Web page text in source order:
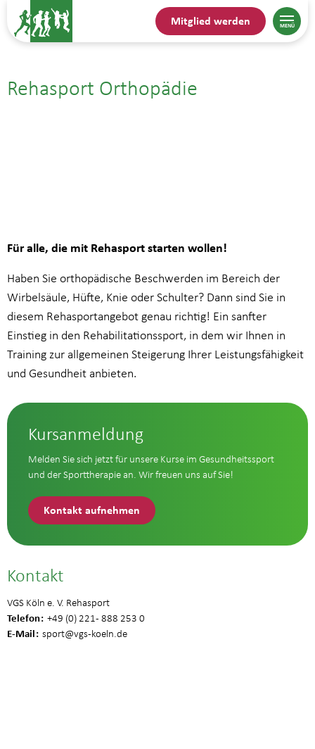
Mitglied werden
Rehasport Orthopädie
24.09.| 17:00
Für alle, die mit Rehasport starten wollen!
Haben Sie orthopädische Beschwerden im Bereich der
Wirbelsäule, Hüfte, Knie oder Schulter? Dann sind Sie in
diesem Rehasportangebot genau richtig! Ein sanfter
Einstieg in den Rehabilitationssport, in dem wir Ihnen in
Training zur allgemeinen Steigerung Ihrer Leistungsfähigkeit
und Gesundheit anbieten.
Kursanmeldung
Melden Sie sich jetzt für unsere Kurse im Gesundheitssport
und der Sporttherapie an. Wir freuen uns auf Sie!
Kontakt aufnehmen
Kontakt
VGS Köln e. V. Rehasport
Telefon +49 (0) 221 - 888 253 0
E-Mail sport@vgs-koeln.de